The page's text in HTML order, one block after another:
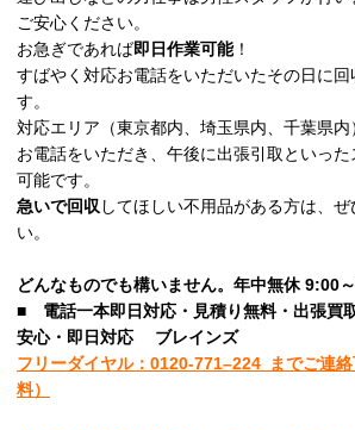
ご安心ください。
お急ぎであれば即日作業可能！
すばやく対応お電話をいただいたその日に
す。
対応エリア（東京都内、埼玉県内、千葉県
お電話をいただき、午後に出張引取といっ
可能です。
急いで回収 してほしい不用品がある方は、
い。
どんなものでも構いません。年中無休 9:00
■ 電話一本即日対応・見積り無料・出張買
安心・即日対応
ブレインズ
フリーダイヤル：0120-771–224 までご連絡
料）